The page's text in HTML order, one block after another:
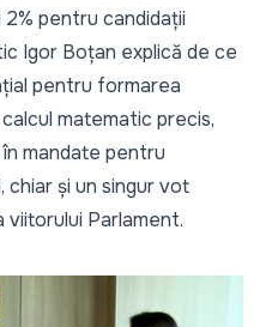
pentru candidații
Igor Boțan explică de ce
pentru formarea
matematic precis,
mandate pentru
chiar și un singur vot
Parlament.